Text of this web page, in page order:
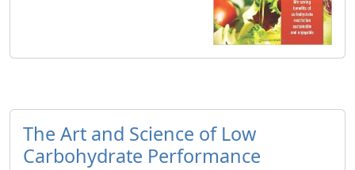
The Art and Science of Low
Carbohydrate Performance